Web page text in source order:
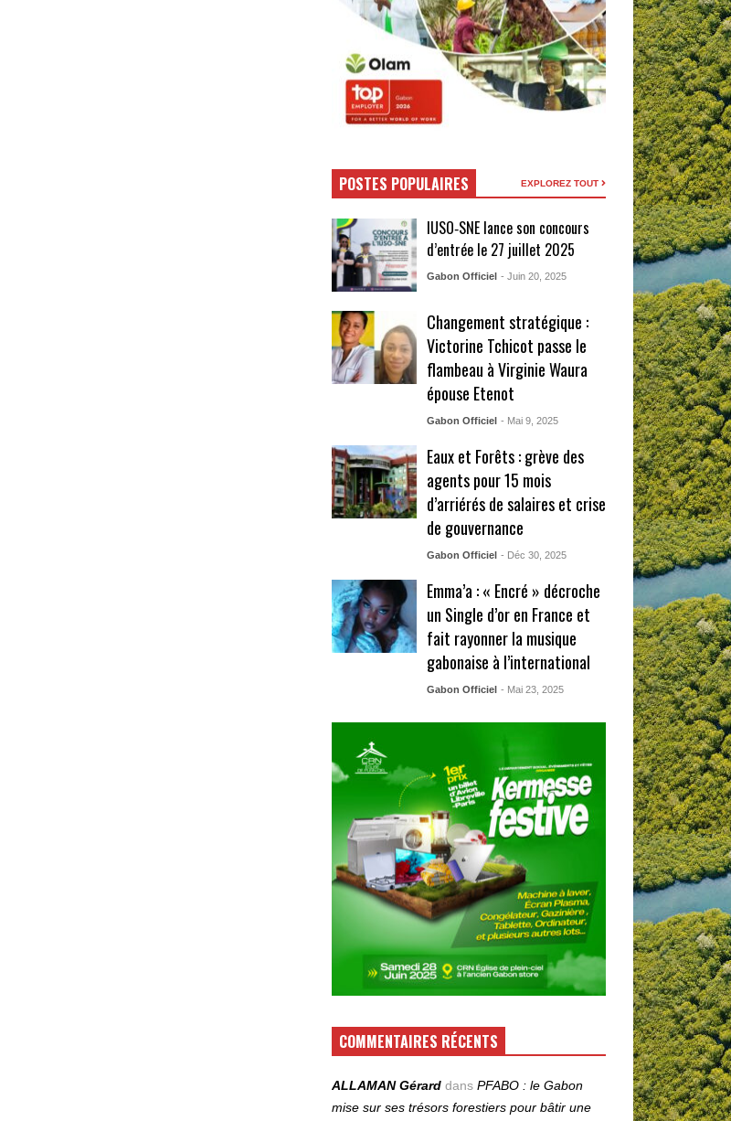
POSTES POPULAIRES EXPLOREZ TOUT
IUSO‑SNE lance son concours
d’entrée le 27 juillet 2025
Gabon Officiel - Juin 20, 2025
Changement stratégique :
Victorine Tchicot passe le
flambeau à Virginie Waura
épouse Etenot
Gabon Officiel - Mai 9, 2025
Eaux et Forêts : grève des
agents pour 15 mois
d’arriérés de salaires et crise
de gouvernance
Gabon Officiel - Déc 30, 2025
Emma’a : « Encré » décroche
un Single d’or en France et
fait rayonner la musique
gabonaise à l’international
Gabon Officiel - Mai 23, 2025
COMMENTAIRES RÉCENTS
ALLAMAN Gérard dansPFABO : le Gabon
mise sur ses trésors forestiers pour bâtir une